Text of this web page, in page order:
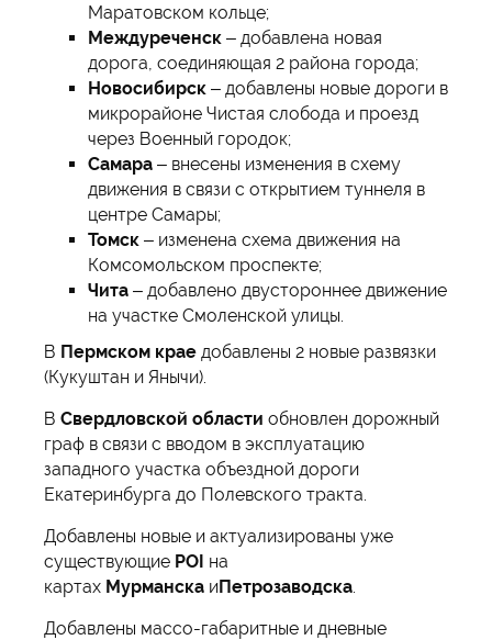
Маратовском кольце;
Междуреченск – добавлена новая
дорога, соединяющая 2 района города;
Новосибирск – добавлены новые дороги в
микрорайоне Чистая слобода и проезд
через Военный городок;
Самара – внесены изменения в схему
движения в связи с открытием туннеля в
центре Самары;
Томск – изменена схема движения на
Комсомольском проспекте;
Чита – добавлено двустороннее движение
на участке Смоленской улицы.
В Пермском крае добавлены 2 новые развязки
(Кукуштан и Янычи).
В Свердловской области обновлен дорожный
граф в связи с вводом в эксплуатацию
западного участка объездной дороги
Екатеринбурга до Полевского тракта.
Добавлены новые и актуализированы уже
существующие POI на
картах Мурманска иПетрозаводска.
Добавлены массо-габаритные и дневные